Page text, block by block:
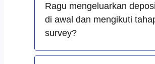
Ragu mengeluarkan
di awal dan mengikuti
survey?